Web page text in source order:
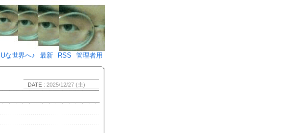
言･･･♪)÷2
な世界へ♪
最新 RSS 管理者用
DATE : 2025/12/27 (土)